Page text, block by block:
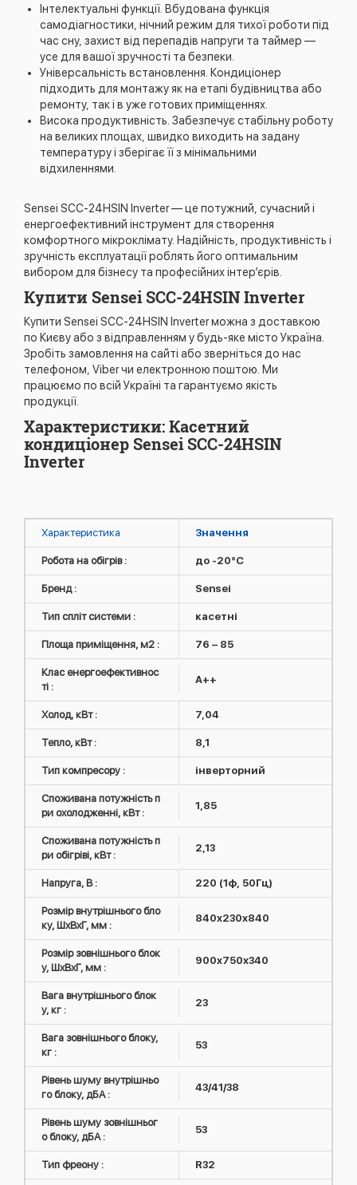
Інтелектуальні функції. Вбудована функція
самодіагностики, нічний режим для тихої роботи під
час сну, захист від перепадів напруги та таймер —
усе для вашої зручності та безпеки.
Універсальність встановлення. Кондиціонер
підходить для монтажу як на етапі будівництва або
ремонту, так і в уже готових приміщеннях.
Висока продуктивність. Забезпечує стабільну роботу
на великих площах, швидко виходить на задану
температуру і зберігає її з мінімальними
відхиленнями.
Sensei SCC-24HSIN Inverter — це потужний, сучасний і
енергоефективний інструмент для створення
комфортного мікроклімату. Надійність, продуктивність і
зручність експлуатації роблять його оптимальним
вибором для бізнесу та професійних інтер’єрів.
Купити Sensei SCC-24HSIN Inverter
Купити Sensei SCC-24HSIN Inverter можна з доставкою
по Києву або з відправленням у будь-яке місто Україна.
Зробіть замовлення на сайті або зверніться до нас
телефоном, Viber чи електронною поштою. Ми
працюємо по всій Україні та гарантуємо якість
продукції.
Характеристики: Касетний
кондиціонер Sensei SCC-24HSIN
Inverter
Характеристика Значення
Робота на обігрів : до -20°C
Бренд : Sensei
Тип спліт системи : касетні
Площа приміщення, м2 : 76 – 85
Клас енергоефективнос
ті :
A++
Холод, кВт : 7,04
Тепло, кВт : 8,1
Тип компресору : інверторний
Споживана потужність п
ри охолодженні, кВт :
1,85
Споживана потужність п
ри обігріві, кВт :
2,13
Напруга, В : 220 (1ф, 50Гц)
Розмір внутрішнього бло
ку, ШxВxГ, мм :
840x230x840
Розмір зовнішнього блок
у, ШxВxГ, мм :
900x750x340
Вага внутрішнього блок
у, кг :
23
Вага зовнішнього блоку,
кг :
53
Рівень шуму внутрішньо
го блоку, дБА :
43/41/38
Рівень шуму зовнішньог
о блоку, дБА :
53
Тип фреону : R32